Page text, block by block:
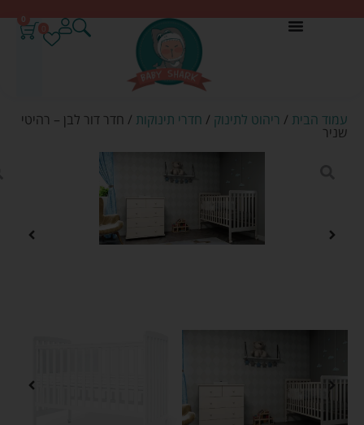
0
עמוד הבית / ריהוט לתינוק / חדרי תינוקות / חדר דור לבן – רהיטי
שניר